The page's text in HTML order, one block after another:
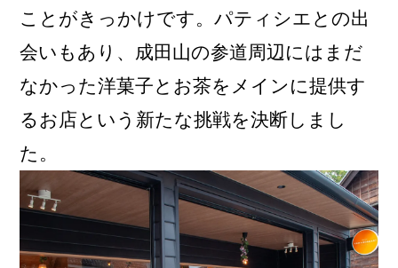
ことがきっかけです。パティシエとの出
会いもあり、成田山の参道周辺にはまだ
なかった洋菓子とお茶をメインに提供す
るお店という新たな挑戦を決断しまし
た。